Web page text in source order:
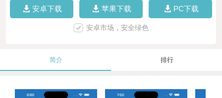
安卓下载 苹果下载 PC下载
安卓市场，安全绿色
简介 排行